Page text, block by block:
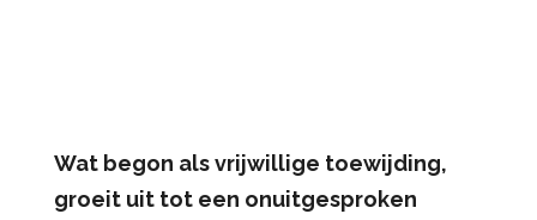
Wat begon als vrijwillige toewijding,
groeit uit tot een onuitgesproken